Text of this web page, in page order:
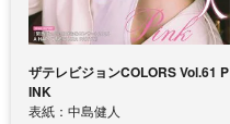
ザテレビジョンCOLORS Vol.61 P
INK
表紙：中島健人